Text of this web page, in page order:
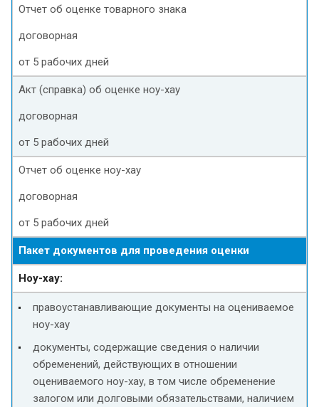
Отчет об оценке товарного знака
договорная
от 5 рабочих дней
Акт (справка) об оценке ноу-хау
договорная
от 5 рабочих дней
Отчет об оценке ноу-хау
договорная
от 5 рабочих дней
Пакет документов для проведения оценки
Ноу-хау:
правоустанавливающие документы на оцениваемое
ноу-хау
документы, содержащие сведения о наличии
обременений, действующих в отношении
оцениваемого ноу-хау, в том числе обременение
залогом или долговыми обязательствами, наличием